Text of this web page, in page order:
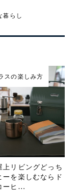
暮らし
スの楽しみ方
上リビングどっち
ーを楽しむならド
ーヒ...